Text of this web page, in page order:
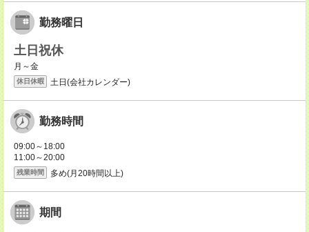
勤務曜日
土日祝休
月～金
休日休暇 土日(会社カレンダー)
勤務時間
09:00～18:00
11:00～20:00
残業時間 多め(月20時間以上)
期間